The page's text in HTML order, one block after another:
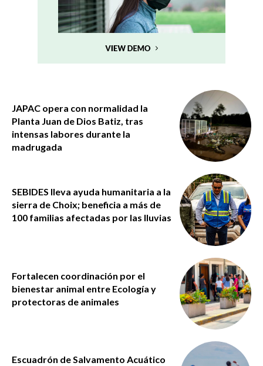
JAPAC opera con normalidad la
Planta Juan de Dios Batiz, tras
intensas labores durante la
madrugada
SEBIDES lleva ayuda humanitaria a la
sierra de Choix; beneficia a más de
100 familias afectadas por las lluvias
Fortalecen coordinación por el
bienestar animal entre Ecología y
protectoras de animales
Escuadrón de Salvamento Acuático